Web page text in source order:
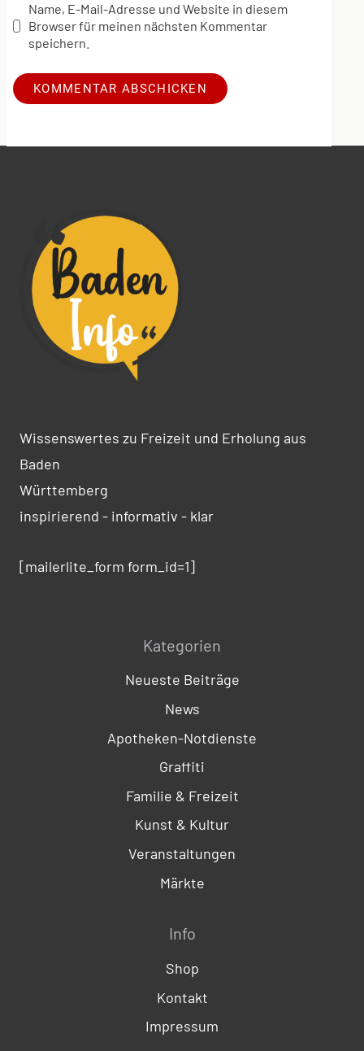
Name, E-Mail-Adresse und Website in diesem
Browser für meinen nächsten Kommentar
speichern.
Wissenswertes zu Freizeit und Erholung aus
Baden
Württemberg
inspirierend - informativ - klar
[mailerlite_form form_id=1]
Kategorien
Neueste Beiträge
News
Apotheken-Notdienste
Graffiti
Familie & Freizeit
Kunst & Kultur
Veranstaltungen
Märkte
Info
Shop
Kontakt
Impressum